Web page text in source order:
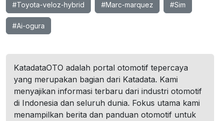
#Toyota-veloz-hybrid #Marc-marquez #Sim
#Ai-ogura
KatadataOTO adalah portal otomotif tepercaya
yang merupakan bagian dari Katadata. Kami
menyajikan informasi terbaru dari industri otomotif
di Indonesia dan seluruh dunia. Fokus utama kami
menampilkan berita dan panduan otomotif untuk